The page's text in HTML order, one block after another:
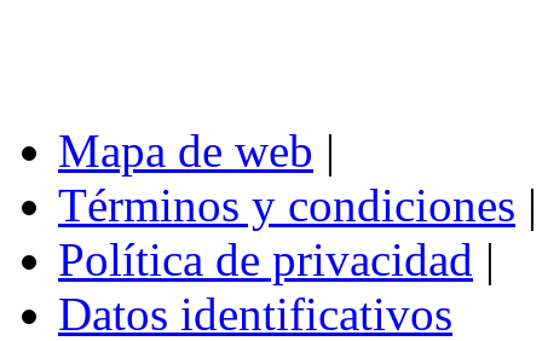
Mapa de web |
Términos y condiciones |
Política de privacidad |
Datos identificativos